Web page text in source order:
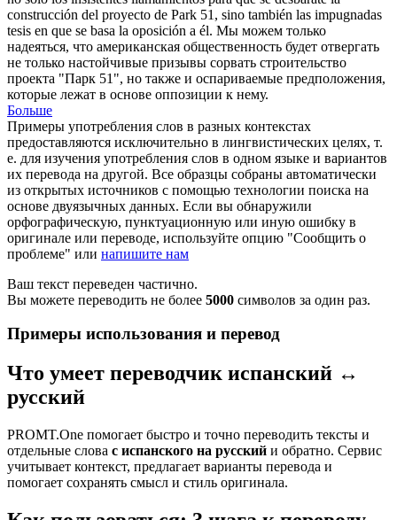
construcción del proyecto de Park 51, sino también las impugnadas
tesis en que se basa la oposición a él. Мы можем только
надеяться, что американская общественность будет отвергать
не только настойчивые призывы сорвать строительство
проекта "Парк 51", но также и оспариваемые предположения,
которые лежат в основе оппозиции к нему.
Больше
Примеры употребления слов в разных контекстах
предоставляются исключительно в лингвистических целях, т.
е. для изучения употребления слов в одном языке и вариантов
их перевода на другой. Все образцы собраны автоматически
из открытых источников с помощью технологии поиска на
основе двуязычных данных. Если вы обнаружили
орфографическую, пунктуационную или иную ошибку в
оригинале или переводе, используйте опцию "Сообщить о
проблеме" или напишите нам
Ваш текст переведен частично.
Вы можете переводить не более 5000 символов за один раз.
Примеры использования и перевод
Что умеет переводчик испанский ↔
русский
PROMT.One помогает быстро и точно переводить тексты и
отдельные слова с испанского на русский и обратно. Сервис
учитывает контекст, предлагает варианты перевода и
помогает сохранять смысл и стиль оригинала.